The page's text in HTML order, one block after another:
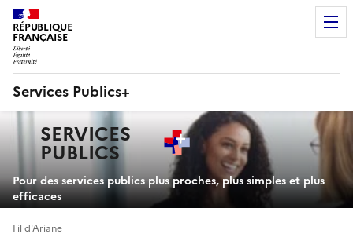
RÉPUBLIQUE
FRANÇAISE
Services Publics+
principaleSERVICES
PUBLICS+
Pour des services publics plus proches, plus simples et plus
efficaces
Fil d'Ariane